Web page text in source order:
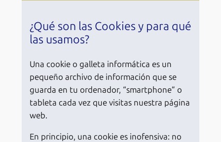
¿Qué son las Cookies y para qué
las usamos?
Una cookie o galleta informática es un
pequeño archivo de información que se
guarda en tu ordenador, “smartphone” o
tableta cada vez que visitas nuestra página
web.
En principio, una cookie es inofensiva: no